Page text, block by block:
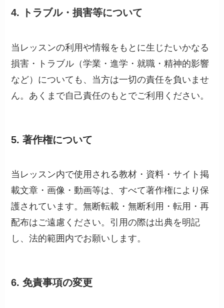
4. トラブル・損害等について
当レッスンの利用や情報をもとに生じたいかなる
損害・トラブル（学業・進学・就職・精神的影響
など）についても、当方は一切の責任を負いませ
ん。あくまで自己責任のもとでご利用ください。
5. 著作権について
当レッスン内で使用される教材・資料・サイト掲
載文章・画像・動画等は、すべて著作権により保
護されています。無断転載・無断利用・転用・再
配布はご遠慮ください。引用の際は出典を明記
し、法的範囲内でお願いします。
6. 免責事項の変更